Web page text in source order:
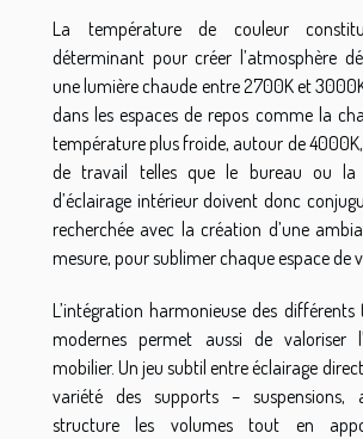
La température de couleur
déterminant pour créer l’atmosphère
une lumière chaude entre 2700K et
dans les espaces de repos comme la
température plus froide, autour de
de travail telles que le bureau ou la
d’éclairage intérieur doivent donc
recherchée avec la création d’une
mesure, pour sublimer chaque espace de
L’intégration harmonieuse des
modernes permet aussi de valoriser
mobilier. Un jeu subtil entre éclairage
variété des supports – suspensions,
structure les volumes tout en